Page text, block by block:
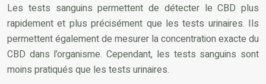
Les tests sanguins permettent de détecter le CBD plus
rapidement et plus précisément que les tests urinaires. Ils
permettent également de mesurer la concentration exacte du
CBD dans l’organisme. Cependant, les tests sanguins sont
moins pratiqués que les tests urinaires.